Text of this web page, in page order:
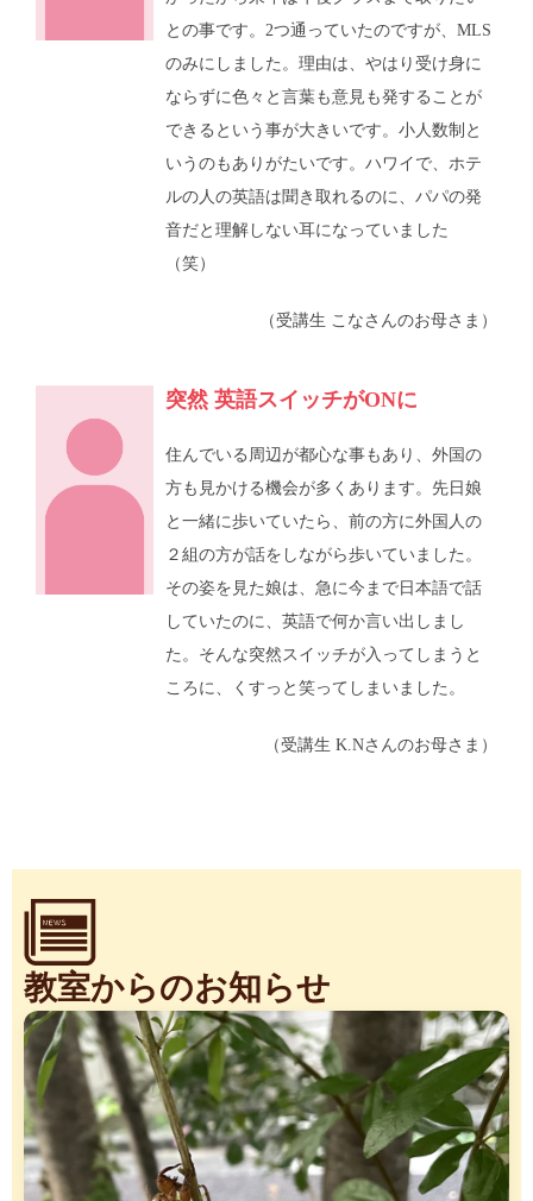
との事です。2つ通っていたのですが、MLS
のみにしました。理由は、やはり受け身に
ならずに色々と言葉も意見も発することが
できるという事が大きいです。小人数制と
いうのもありがたいです。ハワイで、ホテ
ルの人の英語は聞き取れるのに、パパの発
音だと理解しない耳になっていました
（笑）
（受講生 こなさんのお母さま）
突然 英語スイッチがONに
住んでいる周辺が都心な事もあり、外国の
方も見かける機会が多くあります。先日娘
と一緒に歩いていたら、前の方に外国人の
２組の方が話をしながら歩いていました。
その姿を見た娘は、急に今まで日本語で話
していたのに、英語で何か言い出しまし
た。そんな突然スイッチが入ってしまうと
ころに、くすっと笑ってしまいました。
（受講生 K.Nさんのお母さま）
教室からのお知らせ